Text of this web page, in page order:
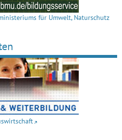
für Umwelt, Natur­schutz